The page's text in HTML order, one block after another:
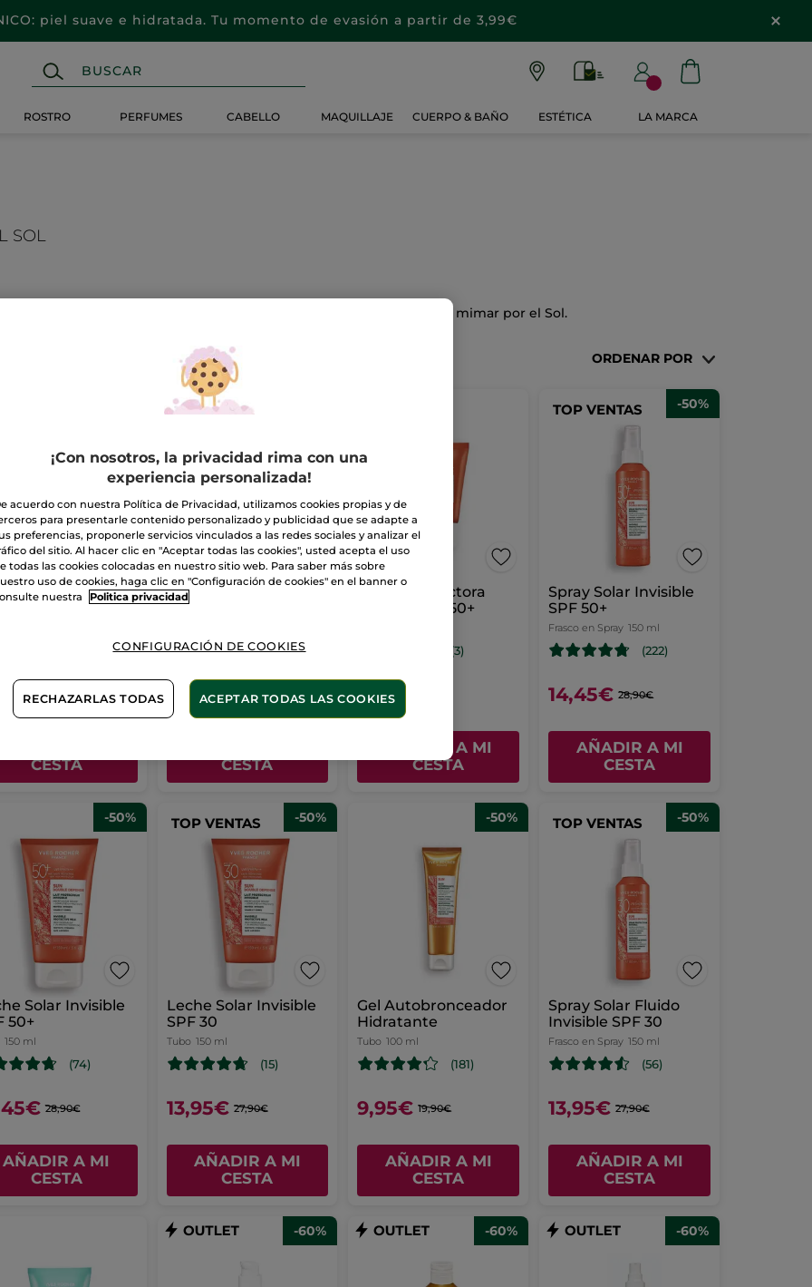
piel suave e hidratada. Tu momento de evasión a partir de 3,99€
ROSTRO PERFUMES CABELLO MAQUILLAJE CUERPO & BAÑO ESTÉTICA LA MARCA
SOL
Parfaite de Yves Rocher. Protege y cuida tu piel mientras te dejas mimar por el Sol.
ORDENAR POR
Protectora
Rostro FPS
26,90€
CESTA
TOP VENTAS
Leche Hidratante
Aftersun - Después
(380)
7,45€ 14,90€
CESTA
Leche Protectora
invisible SPF50+
(3)
4,90€
AÑADIR A MI
CESTA
TOP VENTAS -50%
Spray Solar Invisible
SPF 50+
Frasco en Spray 150 ml
(222)
14,45€ 28,90€
AÑADIR A MI
CESTA
-50%
Solar Invisible
50+
150 ml
(74)
28,90€
AÑADIR A MI
CESTA
TOP VENTAS -50%
Leche Solar Invisible
SPF 30
Tubo 150 ml
(15)
13,95€ 27,90€
AÑADIR A MI
CESTA
-50%
Gel Autobronceador
Hidratante
Tubo 100 ml
(181)
9,95€ 19,90€
AÑADIR A MI
CESTA
TOP VENTAS -50%
Spray Solar Fluido
Invisible SPF 30
Frasco en Spray 150 ml
(56)
13,95€ 27,90€
AÑADIR A MI
CESTA
-60% -60% -60%
¡Con nosotros, la privacidad rima con una
experiencia personalizada!
acuerdo con nuestra Política de Privacidad, utilizamos cookies propias y de
para presentarle contenido personalizado y publicidad que se adapte a
preferencias, proponerle servicios vinculados a las redes sociales y analizar el
del sitio. Al hacer clic en "Aceptar todas las cookies", usted acepta el uso
todas las cookies colocadas en nuestro sitio web. Para saber más sobre
uso de cookies, haga clic en "Configuración de cookies" en el banner o
nuestra
Politica privacidad
CONFIGURACIÓN DE COOKIES
RECHAZARLAS TODAS ACEPTAR TODAS LAS COOKIES